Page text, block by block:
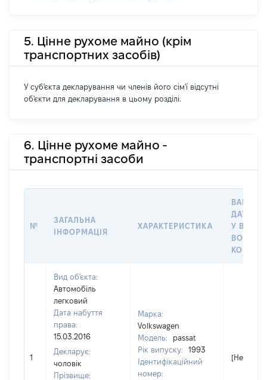
5. Цінне рухоме майно (крім
транспортних засобів)
У суб'єкта декларування чи членів його сім'ї відсутні
об'єкти для декларування в цьому розділі.
6. Цінне рухоме майно -
транспортні засоби
№
ЗАГАЛЬНА
ІНФОРМАЦІЯ
ХАРАКТЕРИСТИКА
ДАТУ
У
1
Вид об'єкта:
Автомобіль
легковий
Дата набуття
права:
15.03.2016
Декларує:
чоловік
Прізвище:
Марка:
Volkswagen
Модель:
passat
Рік випуску:
1993
Ідентифікаційний
номер:
[Не